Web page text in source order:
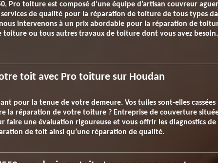
Pro toiture est composé d’une équipe d’artisan couvreur
de qualité pour la réparation de toiture de tous types
intervenons à un prix abordable pour la réparation de
ou tous autres travaux de toiture dont vous avez
toit avec Pro toiture sur Houdan
pour la tenue de votre demeure. Vos tuiles sont-elles
la réparation de votre toiture ? Entreprise de couverture
faire une évaluation rigoureuse et vous offrir les diagnostics
de toit ainsi qu’une réparation de qualité.